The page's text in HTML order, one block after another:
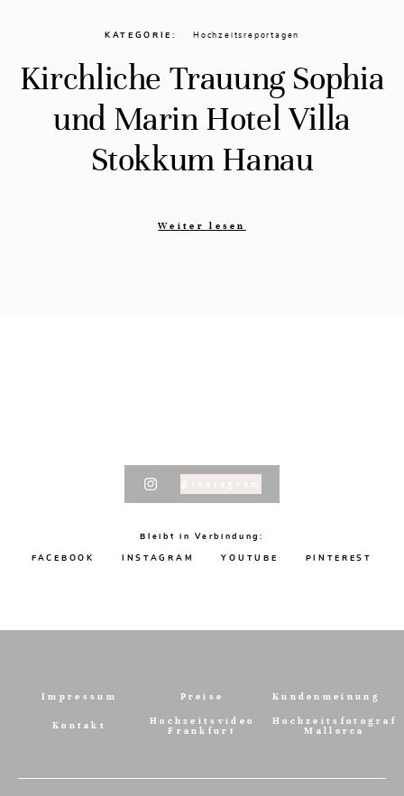
KATEGORIE Hochzeitsreportagen
Kirchliche Trauung Sophia
und Marin Hotel Villa
Stokkum Hanau
Weiter lesen
@instagram
Bleibt in Verbindung:
FACEBOOK
INSTAGRAM YOUTUBE PINTEREST
Impressum Preise Kundenmeinung
Kontakt
Hochzeitsvideo
Frankfurt
Hochzeitsfotograf
Mallorca